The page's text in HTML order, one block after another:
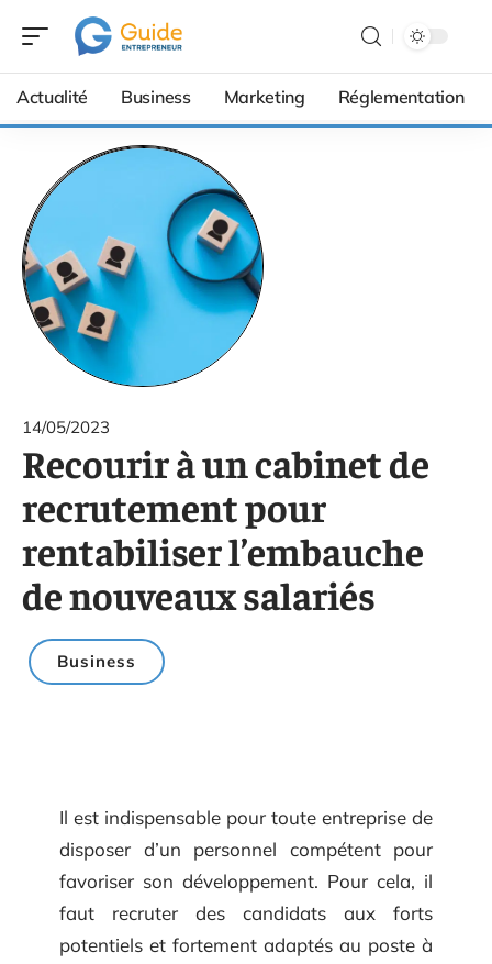
Actualité Business Marketing Réglementation
14/05/2023
Recourir à un cabinet de
recrutement pour
rentabiliser l’embauche
de nouveaux salariés
Business
Il est indispensable pour toute entreprise de
disposer d’un personnel compétent pour
favoriser son développement. Pour cela, il
faut recruter des candidats aux forts
potentiels et fortement adaptés au poste à